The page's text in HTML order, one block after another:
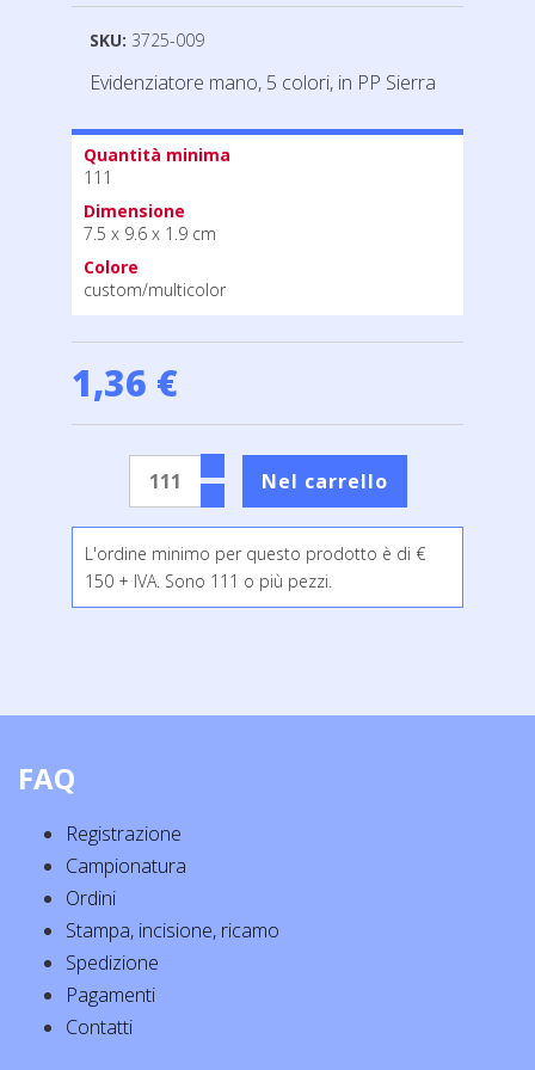
SKU: 3725-009
Evidenziatore mano, 5 colori, in PP Sierra
Quantità minima
111
Dimensione
7.5 x 9.6 x 1.9 cm
Colore
custom/multicolor
1,36 €
L'ordine minimo per questo prodotto è di €
150 + IVA. Sono 111 o più pezzi.
FAQ
Registrazione
Campionatura
Ordini
Stampa, incisione, ricamo
Spedizione
Pagamenti
Contatti